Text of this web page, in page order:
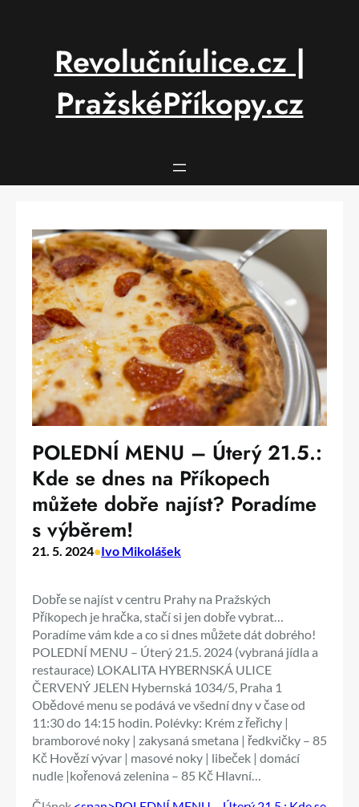
Revolučníulice.cz |
PražskéPříkopy.cz
POLEDNÍ MENU – Úterý 21.5.:
Kde se dnes na Příkopech
můžete dobře najíst? Poradíme
s výběrem!
21. 5. 2024•Ivo Mikolášek
Dobře se najíst v centru Prahy na Pražských
Příkopech je hračka, stačí si jen dobře vybrat…
Poradíme vám kde a co si dnes můžete dát dobrého!
POLEDNÍ MENU – Úterý 21.5. 2024 (vybraná jídla a
restaurace) LOKALITA HYBERNSKÁ ULICE
ČERVENÝ JELEN Hybernská 1034/5, Praha 1
Obědové menu se podává ve všední dny v čase od
11:30 do 14:15 hodin. Polévky: Krém z řeřichy |
bramborové noky | zakysaná smetana | ředkvičky – 85
Kč Hovězí vývar | masové noky | libeček | domácí
nudle |kořenová zelenina – 85 Kč Hlavní…